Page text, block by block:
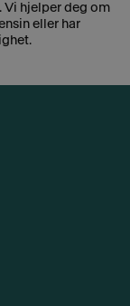
Vi hjelper deg om
eller har